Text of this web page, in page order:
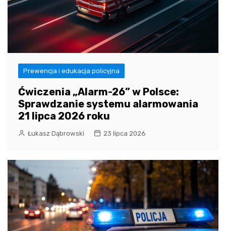
Prewencja i edukacja policyjna
Ćwiczenia „Alarm-26” w Polsce:
Sprawdzanie systemu alarmowania
21 lipca 2026 roku
Łukasz Dąbrowski 23 lipca 2026